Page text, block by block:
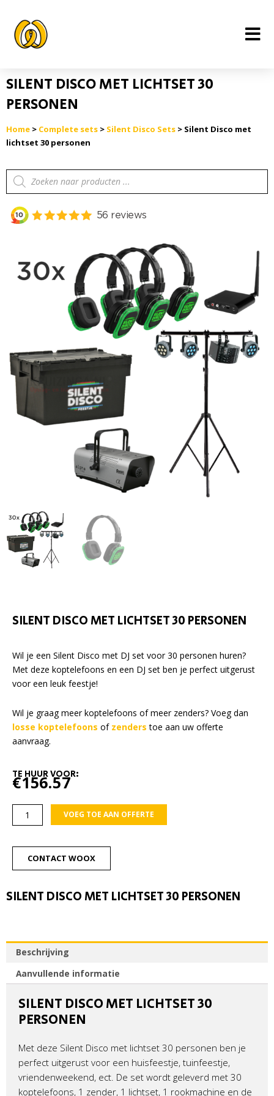
inhoud
SILENT DISCO MET LICHTSET 30
PERSONEN
Home > Complete sets > Silent Disco Sets > Silent Disco met
lichtset 30 personen
Producten
zoeken
SILENT DISCO MET LICHTSET 30 PERSONEN
Wil je een Silent Disco met DJ set voor 30 personen huren?
Met deze koptelefoons en een DJ set ben je perfect uitgerust
voor een leuk feestje!
Wil je graag meer koptelefoons of meer zenders? Voeg dan
losse koptelefoons of zenders toe aan uw offerte
aanvraag.
TE HUUR VOOR:
€156.57
Silent
Disco
lichtset
aantal
VOEG TOE AAN OFFERTE
CONTACT WOOX
SILENT DISCO MET LICHTSET 30 PERSONEN
Beschrijving
Aanvullende informatie
SILENT DISCO MET LICHTSET 30
PERSONEN
Met deze Silent Disco met lichtset 30 personen ben je
perfect uitgerust voor een huisfeestje, tuinfeestje,
vriendenweekend, ect. De set wordt geleverd met 30
koptelefoons, 1 zender, 1 lichtset, 1 rookmachine en de